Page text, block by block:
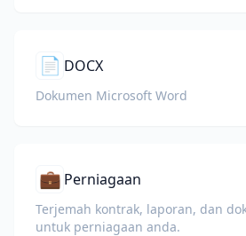
📄 DOCX
Dokumen Microsoft Word
💼 Perniagaan
Terjemah kontrak, laporan, dan
untuk perniagaan anda.